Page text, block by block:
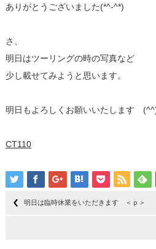
ありがとうございました(*^-^*)
さ、
明日はツーリングの時の写真など
少し載せてみようと思います。
明日もよろしくお願いいたします
CT110
明日は臨時休業をいただきます ＜ｐ＞